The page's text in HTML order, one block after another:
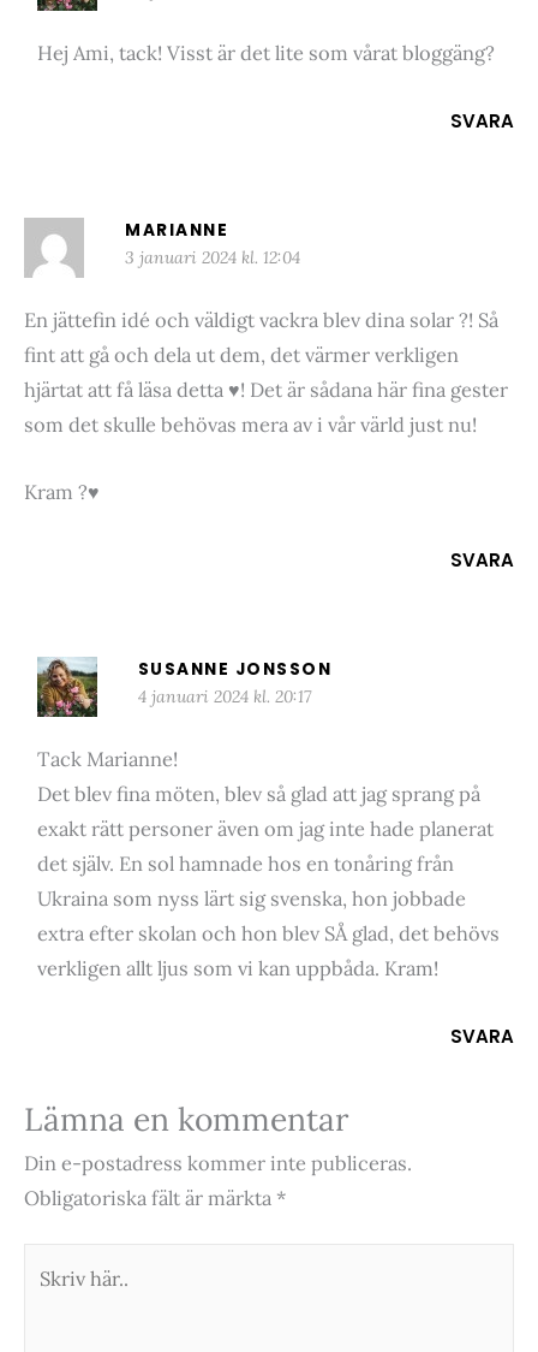
Hej Ami, tack! Visst är det lite som vårat bloggäng?
SVARA
MARIANNE
3 januari 2024 kl. 12:04
En jättefin idé och väldigt vackra blev dina solar ?! Så
fint att gå och dela ut dem, det värmer verkligen
hjärtat att få läsa detta ♥️! Det är sådana här fina gester
som det skulle behövas mera av i vår värld just nu!
Kram ?♥️
SVARA
SUSANNE JONSSON
4 januari 2024 kl. 20:17
Tack Marianne!
Det blev fina möten, blev så glad att jag sprang på
exakt rätt personer även om jag inte hade planerat
det själv. En sol hamnade hos en tonåring från
Ukraina som nyss lärt sig svenska, hon jobbade
extra efter skolan och hon blev SÅ glad, det behövs
verkligen allt ljus som vi kan uppbåda. Kram!
SVARA
Lämna en kommentar
Din e-postadress kommer inte publiceras.
Obligatoriska fält är märkta *
här..